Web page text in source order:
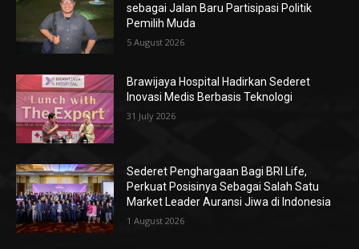
sebagai Jalan Baru Partisipasi Politik
Pemilih Muda
5 August 2026
Brawijaya Hospital Hadirkan Sederet
Inovasi Medis Berbasis Teknologi
31 July 2026
Sederet Penghargaan Bagi BRI Life,
Perkuat Posisinya Sebagai Salah Satu
Market Leader Auransi Jiwa di Indonesia
1 August 2026